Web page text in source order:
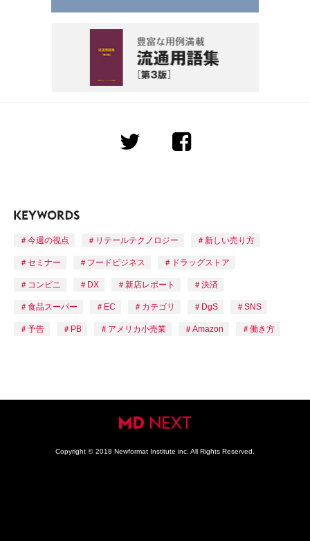
今週の視点 リテールテクノロジー 新しい売り方
セミナー フードビジネス ドラッグストア
コンビニ DX 新店レポート 決済
食品スーパー EC カテゴリ DgS SNS
予告 PB アメリカ小売業 Amazon 働き方
Copyright © 2018 Newformat Institute inc. All Rights Reserved.